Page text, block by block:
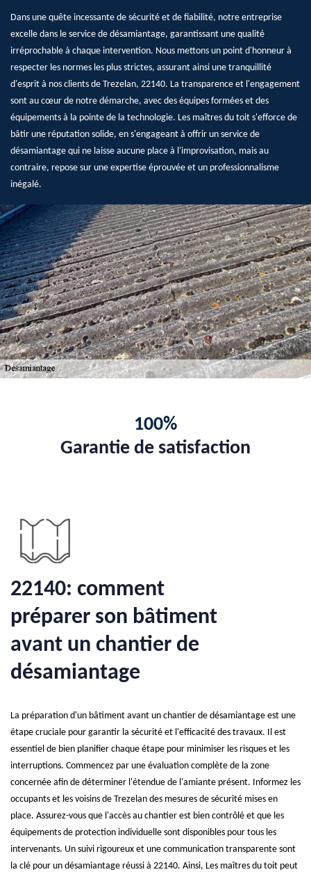
Dans une quête incessante de sécurité et de fiabilité, notre entreprise
excelle dans le service de désamiantage, garantissant une qualité
irréprochable à chaque intervention. Nous mettons un point d'honneur à
respecter les normes les plus strictes, assurant ainsi une tranquillité
d'esprit à nos clients de Trezelan, 22140. La transparence et l'engagement
sont au cœur de notre démarche, avec des équipes formées et des
équipements à la pointe de la technologie. Les maîtres du toit s'efforce de
bâtir une réputation solide, en s'engageant à offrir un service de
désamiantage qui ne laisse aucune place à l'improvisation, mais au
contraire, repose sur une expertise éprouvée et un professionnalisme
inégalé.
100%
Garantie de satisfaction
22140: comment
préparer son bâtiment
avant un chantier de
désamiantage
La préparation d'un bâtiment avant un chantier de désamiantage est une
étape cruciale pour garantir la sécurité et l'efficacité des travaux. Il est
essentiel de bien planifier chaque étape pour minimiser les risques et les
interruptions. Commencez par une évaluation complète de la zone
concernée afin de déterminer l'étendue de l'amiante présent. Informez les
occupants et les voisins de Trezelan des mesures de sécurité mises en
place. Assurez-vous que l'accès au chantier est bien contrôlé et que les
équipements de protection individuelle sont disponibles pour tous les
intervenants. Un suivi rigoureux et une communication transparente sont
la clé pour un désamiantage réussi à 22140. Ainsi, Les maîtres du toit peut